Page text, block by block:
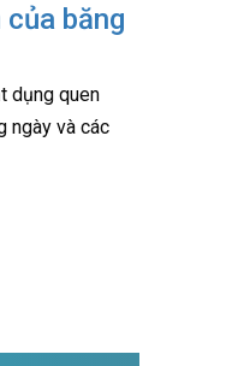
băng
dụng quen
ngày và các